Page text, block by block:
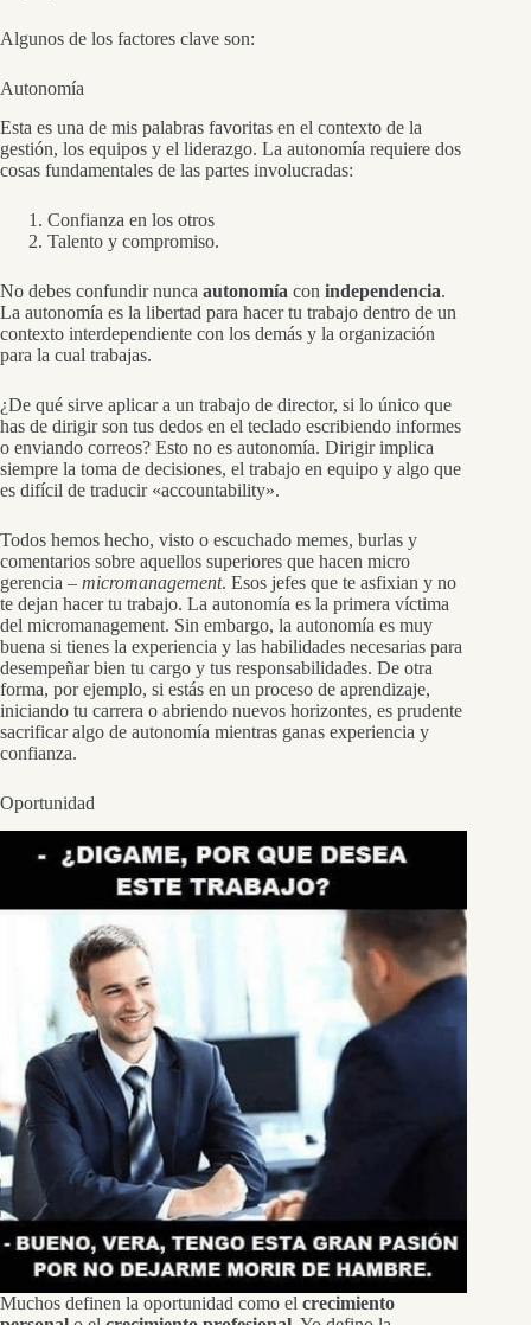
Algunos de los factores clave son:
Autonomía
Esta es una de mis palabras favoritas en el contexto de la
gestión, los equipos y el liderazgo. La autonomía requiere dos
cosas fundamentales de las partes involucradas:
Confianza en los otros
Talento y compromiso.
No debes confundir nunca autonomía con independencia.
La autonomía es la libertad para hacer tu trabajo dentro de un
contexto interdependiente con los demás y la organización
para la cual trabajas.
¿De qué sirve aplicar a un trabajo de director, si lo único que
has de dirigir son tus dedos en el teclado escribiendo informes
o enviando correos? Esto no es autonomía. Dirigir implica
siempre la toma de decisiones, el trabajo en equipo y algo que
es difícil de traducir «accountability».
Todos hemos hecho, visto o escuchado memes, burlas y
comentarios sobre aquellos superiores que hacen micro
gerencia – micromanagement. Esos jefes que te asfixian y no
te dejan hacer tu trabajo. La autonomía es la primera víctima
del micromanagement. Sin embargo, la autonomía es muy
buena si tienes la experiencia y las habilidades necesarias para
desempeñar bien tu cargo y tus responsabilidades. De otra
forma, por ejemplo, si estás en un proceso de aprendizaje,
iniciando tu carrera o abriendo nuevos horizontes, es prudente
sacrificar algo de autonomía mientras ganas experiencia y
confianza.
Oportunidad
Muchos definen la oportunidad como el crecimiento